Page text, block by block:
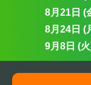
8月21日
8月24日
9月8日 (